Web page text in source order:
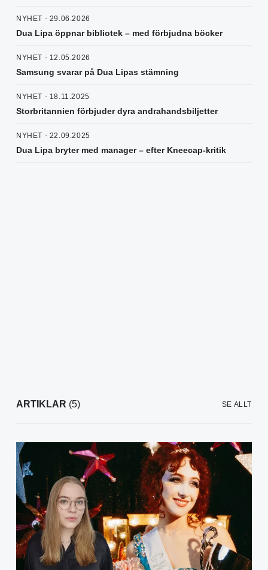
NYHET - 29.06.2026
Dua Lipa öppnar bibliotek – med förbjudna böcker
NYHET - 12.05.2026
Samsung svarar på Dua Lipas stämning
NYHET - 18.11.2025
Storbritannien förbjuder dyra andrahandsbiljetter
NYHET - 22.09.2025
Dua Lipa bryter med manager – efter Kneecap-kritik
ARTIKLAR (5) SE ALLT